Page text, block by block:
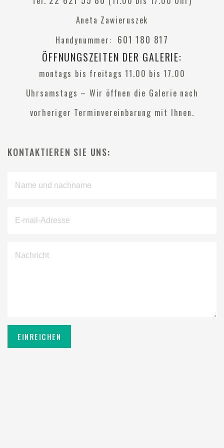
Aneta Zawieruszek
Handynummer: 601 180 817
ÖFFNUNGSZEITEN DER GALERIE:
montags bis freitags 11.00 bis 17.00
Uhrsamstags – Wir öffnen die Galerie nach
vorheriger Terminvereinbarung mit Ihnen.
KONTAKTIEREN SIE UNS: